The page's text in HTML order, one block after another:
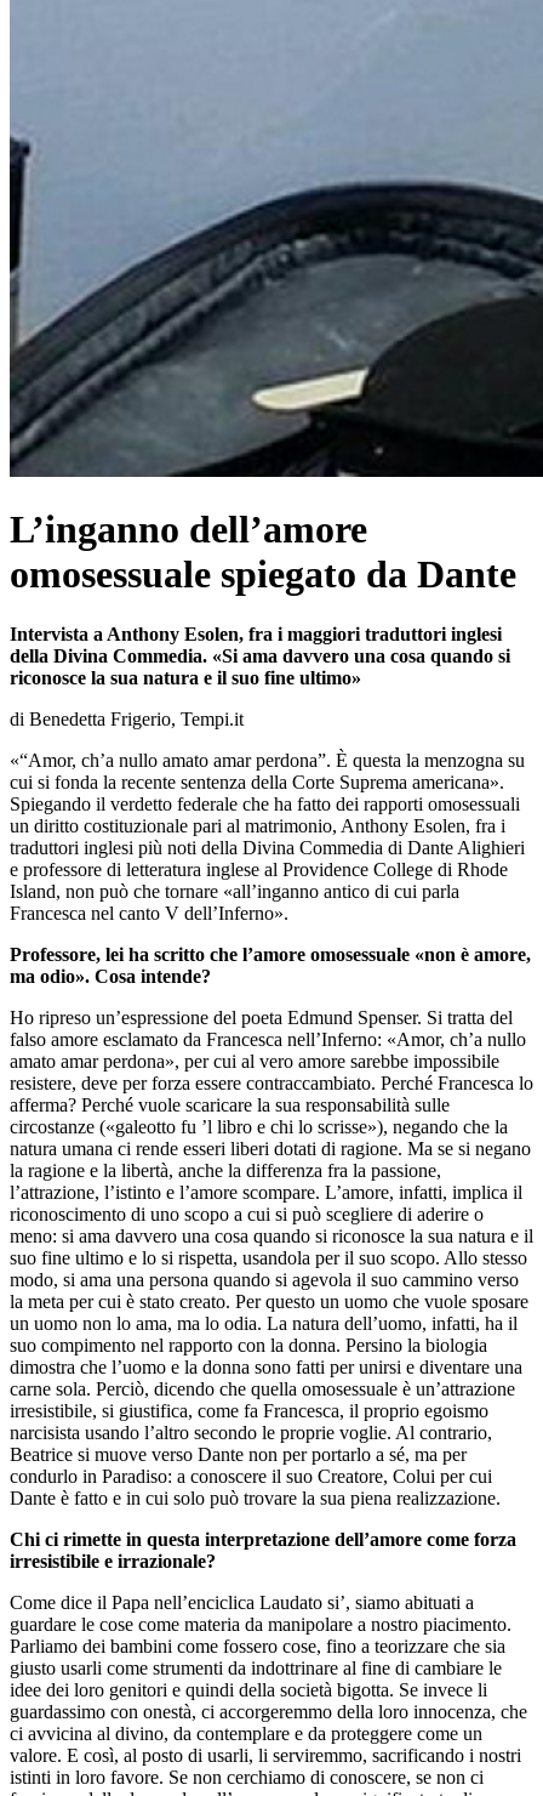
L’inganno dell’amore
omosessuale spiegato da Dante
Intervista a Anthony Esolen, fra i maggiori traduttori inglesi
della Divina Commedia. «Si ama davvero una cosa quando si
riconosce la sua natura e il suo fine ultimo»
di Benedetta Frigerio, Tempi.it
«“Amor, ch’a nullo amato amar perdona”. È questa la menzogna su
cui si fonda la recente sentenza della Corte Suprema americana».
Spiegando il verdetto federale che ha fatto dei rapporti omosessuali
un diritto costituzionale pari al matrimonio, Anthony Esolen, fra i
traduttori inglesi più noti della Divina Commedia di Dante Alighieri
e professore di letteratura inglese al Providence College di Rhode
Island, non può che tornare «all’inganno antico di cui parla
Francesca nel canto V dell’Inferno».
Professore, lei ha scritto che l’amore omosessuale «non è amore,
ma odio». Cosa intende?
Ho ripreso un’espressione del poeta Edmund Spenser. Si tratta del
falso amore esclamato da Francesca nell’Inferno: «Amor, ch’a nullo
amato amar perdona», per cui al vero amore sarebbe impossibile
resistere, deve per forza essere contraccambiato. Perché Francesca lo
afferma? Perché vuole scaricare la sua responsabilità sulle
circostanze («galeotto fu ’l libro e chi lo scrisse»), negando che la
natura umana ci rende esseri liberi dotati di ragione. Ma se si negano
la ragione e la libertà, anche la differenza fra la passione,
l’attrazione, l’istinto e l’amore scompare. L’amore, infatti, implica il
riconoscimento di uno scopo a cui si può scegliere di aderire o
meno: si ama davvero una cosa quando si riconosce la sua natura e il
suo fine ultimo e lo si rispetta, usandola per il suo scopo. Allo stesso
modo, si ama una persona quando si agevola il suo cammino verso
la meta per cui è stato creato. Per questo un uomo che vuole sposare
un uomo non lo ama, ma lo odia. La natura dell’uomo, infatti, ha il
suo compimento nel rapporto con la donna. Persino la biologia
dimostra che l’uomo e la donna sono fatti per unirsi e diventare una
carne sola. Perciò, dicendo che quella omosessuale è un’attrazione
irresistibile, si giustifica, come fa Francesca, il proprio egoismo
narcisista usando l’altro secondo le proprie voglie. Al contrario,
Beatrice si muove verso Dante non per portarlo a sé, ma per
condurlo in Paradiso: a conoscere il suo Creatore, Colui per cui
Dante è fatto e in cui solo può trovare la sua piena realizzazione.
Chi ci rimette in questa interpretazione dell’amore come forza
irresistibile e irrazionale?
Come dice il Papa nell’enciclica Laudato si’, siamo abituati a
guardare le cose come materia da manipolare a nostro piacimento.
Parliamo dei bambini come fossero cose, fino a teorizzare che sia
giusto usarli come strumenti da indottrinare al fine di cambiare le
idee dei loro genitori e quindi della società bigotta. Se invece li
guardassimo con onestà, ci accorgeremmo della loro innocenza, che
ci avvicina al divino, da contemplare e da proteggere come un
valore. E così, al posto di usarli, li serviremmo, sacrificando i nostri
istinti in loro favore. Se non cerchiamo di conoscere, se non ci